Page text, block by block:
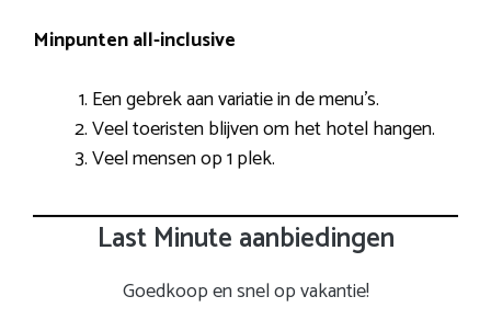
Minpunten all-inclusive
Een gebrek aan variatie in de menu’s.
Veel toeristen blijven om het hotel hangen.
Veel mensen op 1 plek.
Last Minute aanbiedingen
Goedkoop en snel op vakantie!